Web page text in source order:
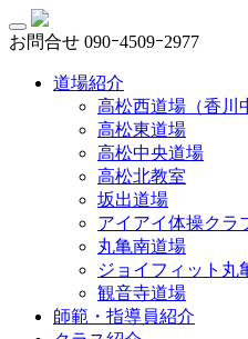
お問合せ 090ｰ4509ｰ2977
道場紹介
高松西道場（香川
高松東道場
高松中央道場
高松北教室
坂出道場
アイアイ体操クラ
丸亀南道場
ジョイフィット丸
観音寺道場
師範・指導員紹介